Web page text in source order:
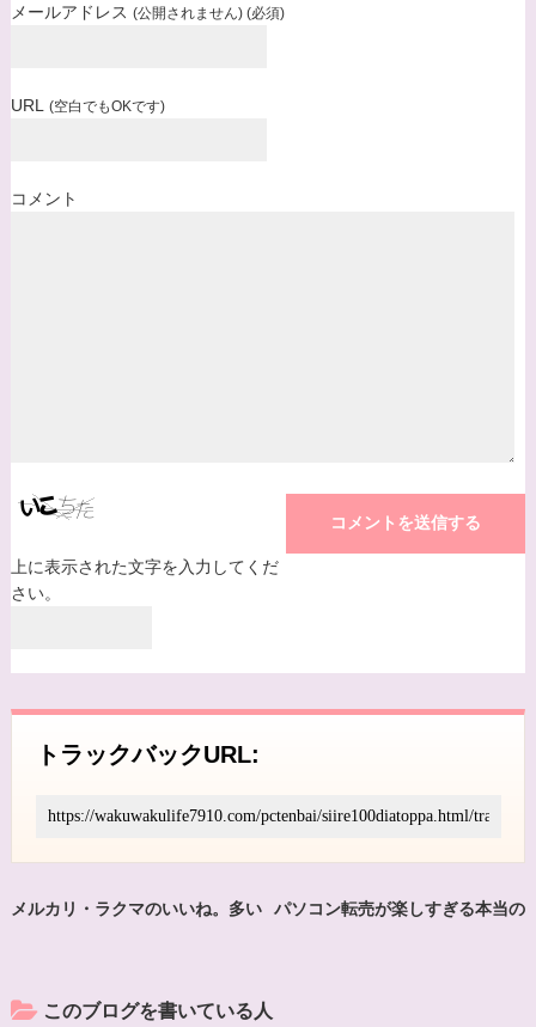
メールアドレス (公開されません) (必須)
URL (空白でもOKです)
コメント
上に表示された文字を入力してくだ
さい。
トラックバックURL:
メルカリ・ラクマのいいね。多い
パソコン転売が楽しすぎる本当の
このブログを書いている人